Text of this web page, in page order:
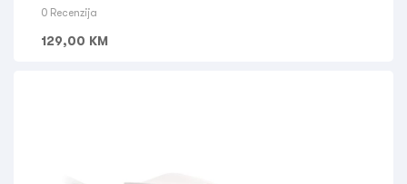
0 Recenzija
129,00 KM